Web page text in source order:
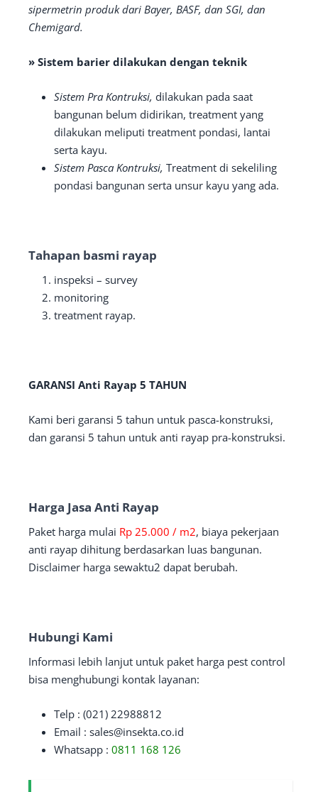
sipermetrin produk dari Bayer, BASF, dan SGI, dan
Chemigard.
» Sistem barier dilakukan dengan teknik
Sistem Pra Kontruksi, dilakukan pada saat
bangunan belum didirikan, treatment yang
dilakukan meliputi treatment pondasi, lantai
serta kayu.
Sistem Pasca Kontruksi, Treatment di sekeliling
pondasi bangunan serta unsur kayu yang ada.
Tahapan basmi rayap
inspeksi – survey
monitoring
treatment rayap.
GARANSI Anti Rayap 5 TAHUN
Kami beri garansi 5 tahun untuk pasca-konstruksi,
dan garansi 5 tahun untuk anti rayap pra-konstruksi.
Harga Jasa Anti Rayap
Paket harga mulai Rp 25.000 / m2, biaya pekerjaan
anti rayap dihitung berdasarkan luas bangunan.
Disclaimer harga sewaktu2 dapat berubah.
Hubungi Kami
Informasi lebih lanjut untuk paket harga pest control
bisa menghubungi kontak layanan:
Telp : (021) 22988812
Email : sales@insekta.co.id
Whatsapp : 0811 168 126